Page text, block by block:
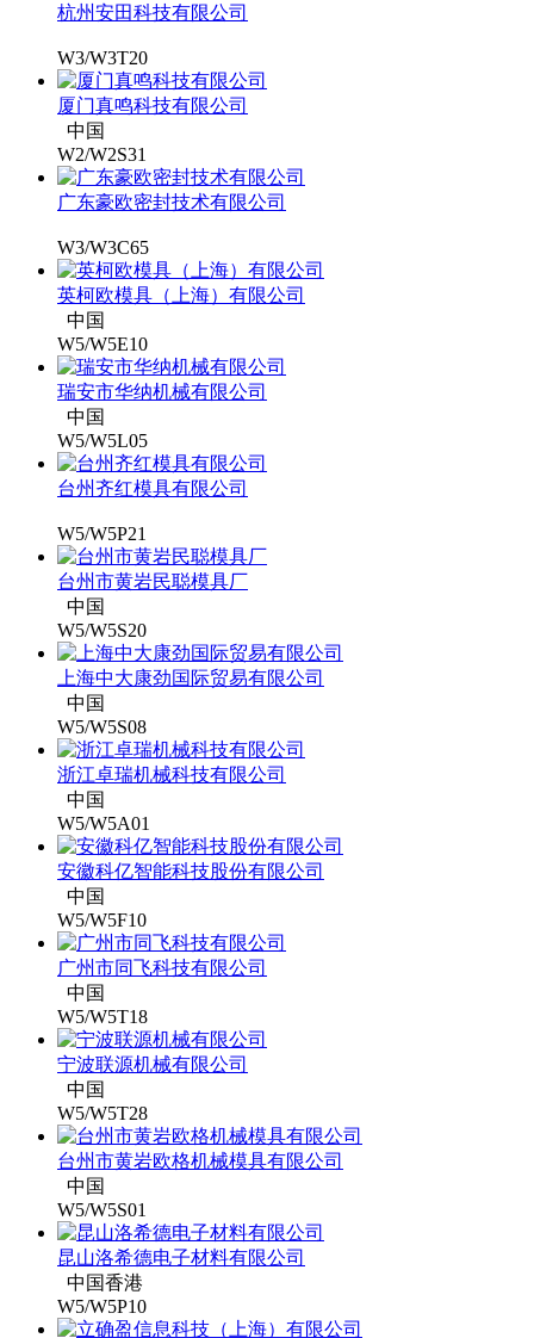
杭州安田科技有限公司
W3/W3T20
厦门真鸣科技有限公司
中国
W2/W2S31
广东豪欧密封技术有限公司
W3/W3C65
英柯欧模具（上海）有限公司
中国
W5/W5E10
瑞安市华纳机械有限公司
中国
W5/W5L05
台州齐红模具有限公司
W5/W5P21
台州市黄岩民聪模具厂
中国
W5/W5S20
上海中大康劲国际贸易有限公司
中国
W5/W5S08
浙江卓瑞机械科技有限公司
中国
W5/W5A01
安徽科亿智能科技股份有限公司
中国
W5/W5F10
广州市同飞科技有限公司
中国
W5/W5T18
宁波联源机械有限公司
中国
W5/W5T28
台州市黄岩欧格机械模具有限公司
中国
W5/W5S01
昆山洛希德电子材料有限公司
中国香港
W5/W5P10